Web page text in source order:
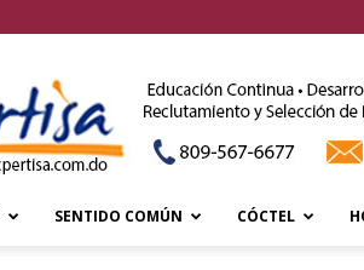
SENTIDO COMÚN CÓCTEL